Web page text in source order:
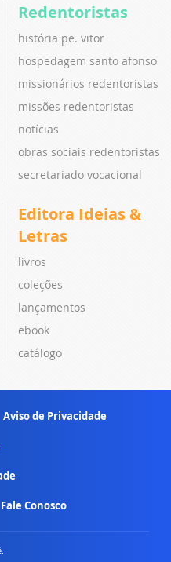
Redentoristas
história pe. vitor
hospedagem santo afonso
missionários redentoristas
missões redentoristas
notícias
obras sociais redentoristas
secretariado vocacional
Editora Ideias &
Letras
livros
coleções
lançamentos
ebook
catálogo
Aviso de Privacidade
Fale Conosco